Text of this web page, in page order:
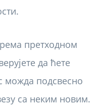
претходном
да ћете
можда подсвесно
са неким новим.